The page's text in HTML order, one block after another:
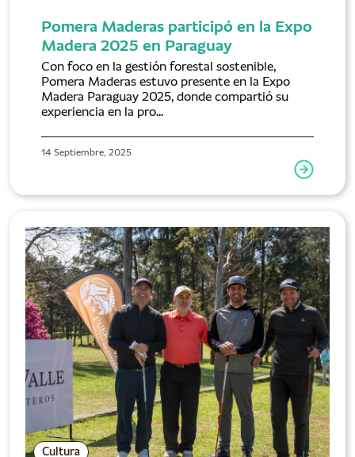
Pomera Maderas participó en la Expo
Madera 2025 en Paraguay
Con foco en la gestión forestal sostenible,
Pomera Maderas estuvo presente en la Expo
Madera Paraguay 2025, donde compartió su
experiencia en la pro...
14 Septiembre, 2025
Cultura